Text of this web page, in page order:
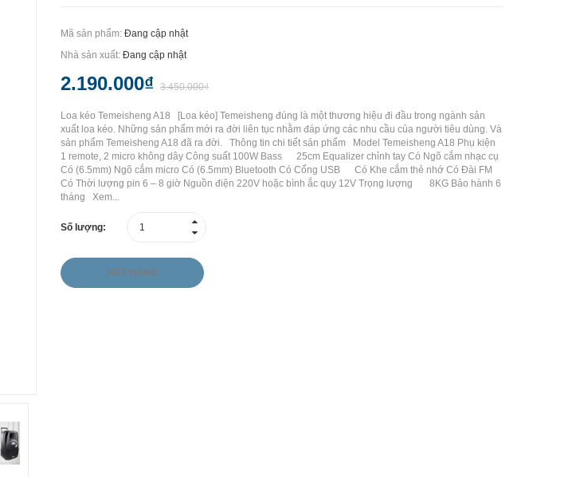
Mã sản phẩm: Đang cập nhật
Nhà sản xuất: Đang cập nhật
2.190.000₫ 3.450.000₫
Loa kéo Temeisheng A18 [Loa kéo] Temeisheng đúng là một thương hiệu đi đầu trong ngành sản
xuất loa kéo. Những sản phẩm mới ra đời liên tục nhằm đáp ứng các nhu cầu của người tiêu dùng. Và
sản phẩm Temeisheng A18 đã ra đời. Thông tin chi tiết sản phẩm Model Temeisheng A18 Phụ kiện
1 remote, 2 micro không dây Công suất 100W Bass 25cm Equalizer chỉnh tay Có Ngõ cắm nhạc cụ
Có (6.5mm) Ngõ cắm micro Có (6.5mm) Bluetooth Có Cổng USB Có Khe cắm thẻ nhớ Có Đài FM
Có Thời lượng pin 6 – 8 giờ Nguồn điện 220V hoặc bình ắc quy 12V Trọng lượng 8KG Bảo hành 6
tháng Xem...
Số lượng:
HẾT HÀNG